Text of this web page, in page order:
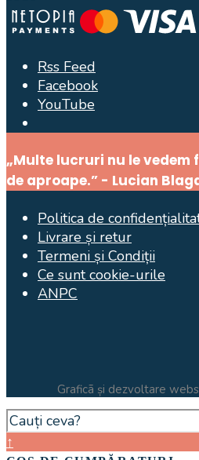
Rss Feed
Facebook
YouTube
Window
„Multe lucruri nu le vedem
de aproape.” - Lucian
Politica de
Livrare și retur
Termeni și Condiții
Ce sunt cookie-urile
ANPC
Graficã și dezvoltare
Search
for:
Close
↑